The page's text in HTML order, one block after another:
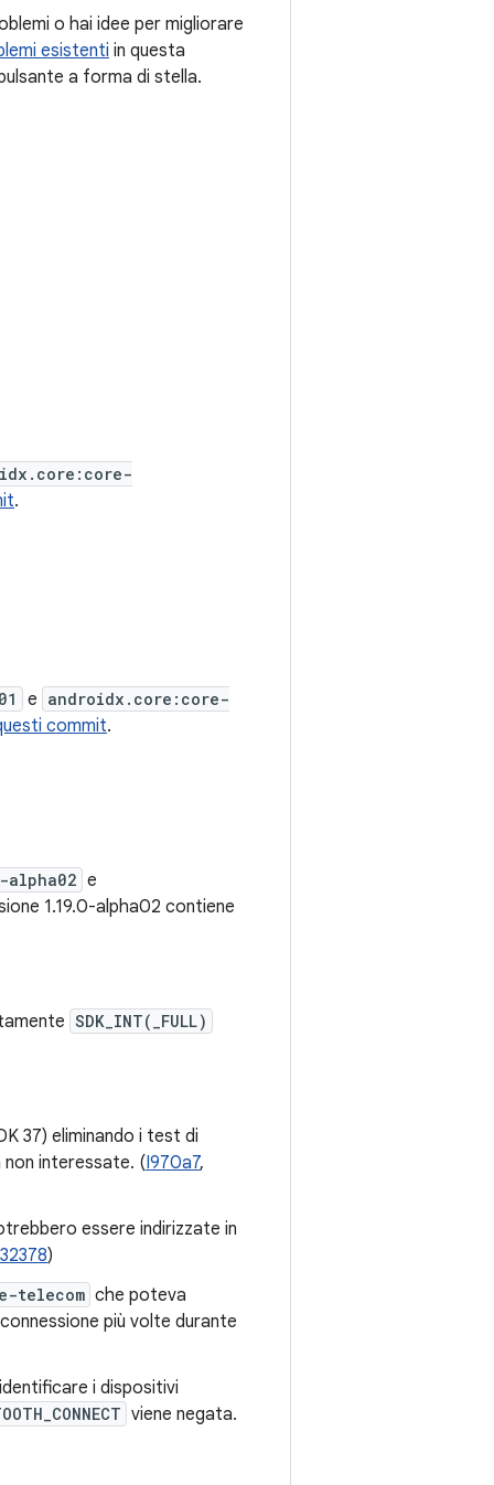
o hai idee per migliorare
esistenti in questa
a forma di stella.
.
e androidx.core:core-
commit.
e
1.19.0-alpha02 contiene
SDK_INT(_FULL)
37) eliminando i test di
non interessate. (I970a7,
essere indirizzate in
)
telecom che poteva
più volte durante
i dispositivi
viene negata.